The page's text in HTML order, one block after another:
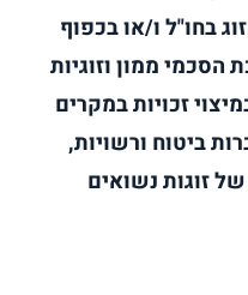
בחו"ל ו/או בכפוף
ממון וזוגיות
זכויות במקרים
ביטוח ורשויות,
זוגות נשואים